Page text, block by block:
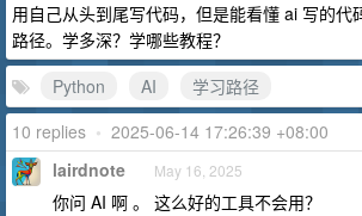
用自己从头到尾写代码，但是能看懂 ai 写的代
路径。学多深？学哪些教程？
Python
AI
学习路径
10 replies • 2025-06-14 17:26:39 +08:00
lairdnote May 16, 2025
你问 AI 啊 。 这么好的工具不会用？